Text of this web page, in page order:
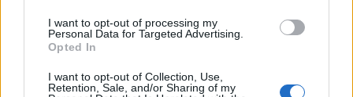
I want to opt-out of processing my
Personal Data for Targeted Advertising.
Opted In
I want to opt-out of Collection, Use,
Retention, Sale, and/or Sharing of my